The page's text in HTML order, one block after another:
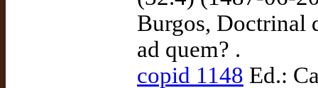
Burgos, Doctrinal
ad quem? .
copid 1148 Ed.: